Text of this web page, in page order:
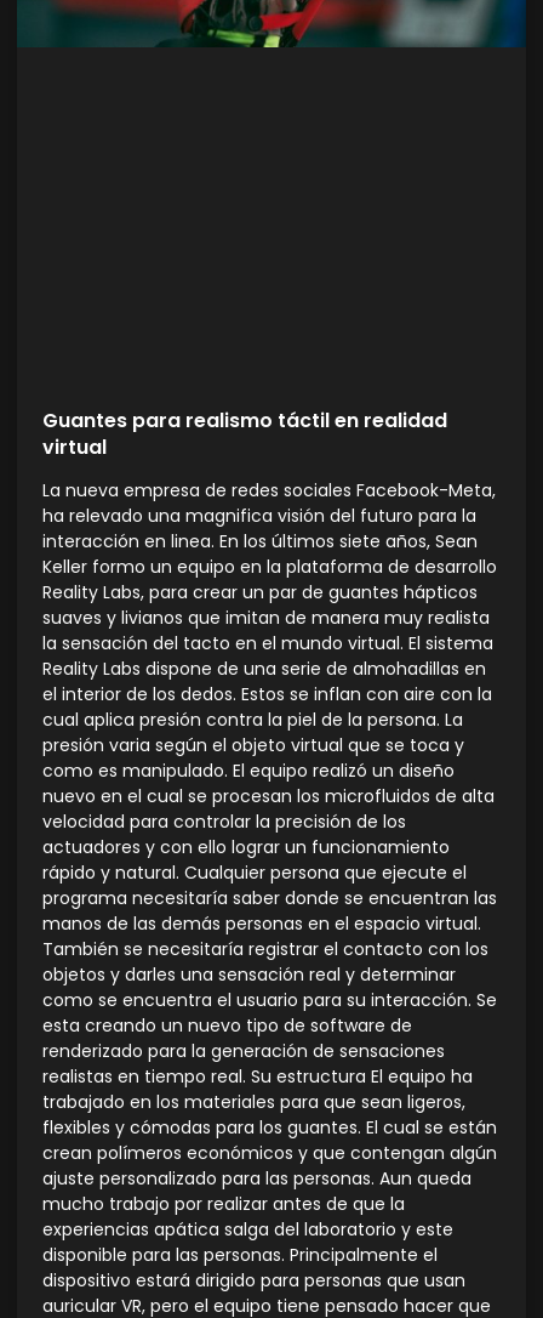
Guantes para realismo táctil en realidad
virtual
La nueva empresa de redes sociales Facebook-Meta,
ha relevado una magnifica visión del futuro para la
interacción en linea. En los últimos siete años, Sean
Keller formo un equipo en la plataforma de desarrollo
Reality Labs, para crear un par de guantes hápticos
suaves y livianos que imitan de manera muy realista
la sensación del tacto en el mundo virtual. El sistema
Reality Labs dispone de una serie de almohadillas en
el interior de los dedos. Estos se inflan con aire con la
cual aplica presión contra la piel de la persona. La
presión varia según el objeto virtual que se toca y
como es manipulado. El equipo realizó un diseño
nuevo en el cual se procesan los microfluidos de alta
velocidad para controlar la precisión de los
actuadores y con ello lograr un funcionamiento
rápido y natural. Cualquier persona que ejecute el
programa necesitaría saber donde se encuentran las
manos de las demás personas en el espacio virtual.
También se necesitaría registrar el contacto con los
objetos y darles una sensación real y determinar
como se encuentra el usuario para su interacción. Se
esta creando un nuevo tipo de software de
renderizado para la generación de sensaciones
realistas en tiempo real. Su estructura El equipo ha
trabajado en los materiales para que sean ligeros,
flexibles y cómodas para los guantes. El cual se están
crean polímeros económicos y que contengan algún
ajuste personalizado para las personas. Aun queda
mucho trabajo por realizar antes de que la
experiencias apática salga del laboratorio y este
disponible para las personas. Principalmente el
dispositivo estará dirigido para personas que usan
auricular VR, pero el equipo tiene pensado hacer que